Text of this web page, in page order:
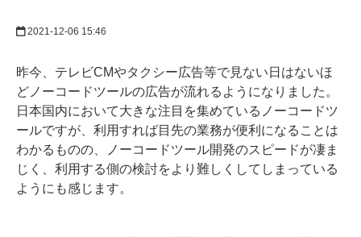
2021-12-06 15:46
昨今、テレビCMやタクシー広告等で見ない日はないほ
どノーコードツールの広告が流れるようになりました。
日本国内において大きな注目を集めているノーコードツ
ールですが、利用すれば目先の業務が便利になることは
わかるものの、ノーコードツール開発のスピードが凄ま
じく、利用する側の検討をより難しくしてしまっている
ようにも感じます。